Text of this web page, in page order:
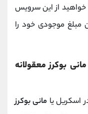
خواهید از این سرویس
مبلغ موجودی خود را
بوکرز معقولانه
اسکریل یا مانی بوکرز